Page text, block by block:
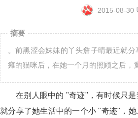
2015-08-30
摘要
。前黑涩会妹妹的丫头詹子晴最近就
瘫的猫咪后，在她一个月的照顾之后，
在别人眼中的 "奇迹"，有时候只
就分享了她生活中的一个小 "奇迹"，